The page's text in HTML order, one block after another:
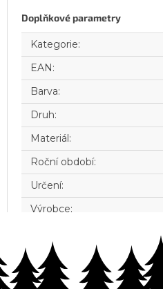
Doplňkové parametry
Kategorie:
EAN:
Barva:
Druh:
Materiál:
Roční období:
Určení:
Výrobce: